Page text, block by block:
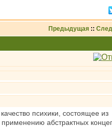
Предыдущая ::
психики, состоящее из
абстрактных